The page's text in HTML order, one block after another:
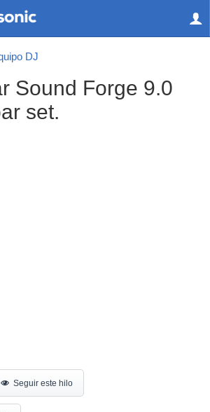
DJ
Sound Forge 9.0
set.
Seguir este hilo